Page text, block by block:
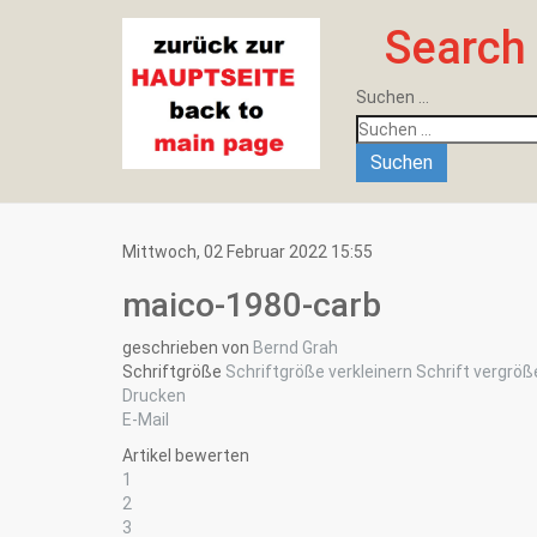
Search
Suchen ...
Suchen
Mittwoch, 02 Februar 2022 15:55
maico-1980-carb
geschrieben von Bernd Grah
Schriftgröße Schriftgröße verkleinern Schrift
Drucken
E-Mail
Artikel bewerten
1
2
3